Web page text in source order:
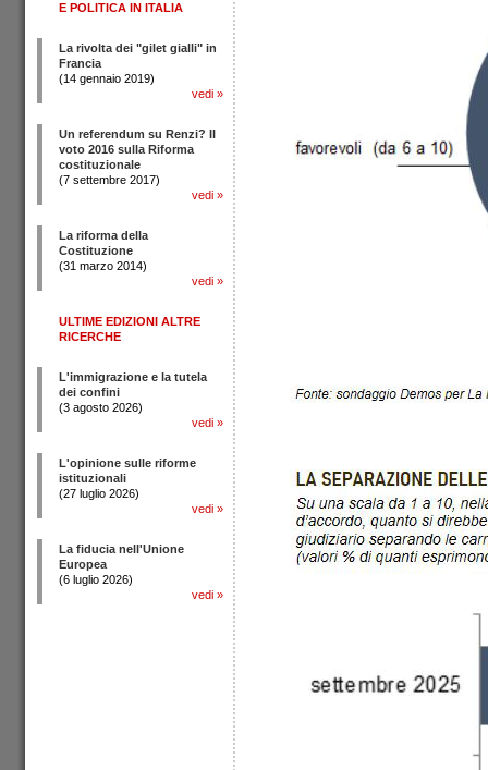
E POLITICA IN ITALIA
La rivolta dei "gilet gialli" in
Francia
(14 gennaio 2019)
vedi »
Un referendum su Renzi? Il
voto 2016 sulla Riforma
costituzionale
(7 settembre 2017)
vedi »
La riforma della
Costituzione
(31 marzo 2014)
vedi »
ULTIME EDIZIONI ALTRE
RICERCHE
L'immigrazione e la tutela
dei confini
(3 agosto 2026)
vedi »
L'opinione sulle riforme
istituzionali
(27 luglio 2026)
vedi »
La fiducia nell'Unione
Europea
(6 luglio 2026)
vedi »